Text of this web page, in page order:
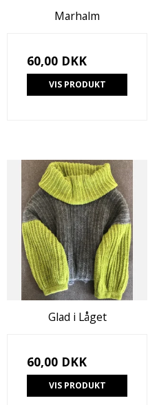
Marhalm
60,00 DKK
VIS PRODUKT
Glad i Låget
60,00 DKK
VIS PRODUKT